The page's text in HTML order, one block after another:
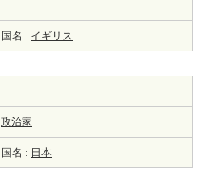
国名 : イギリス
政治家
国名 : 日本